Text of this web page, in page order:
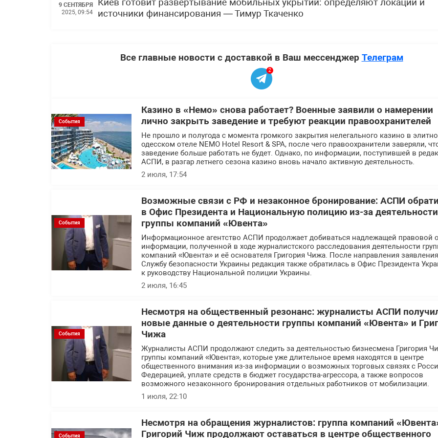
9 СЕНТЯБРЯ
2025, 09:54
Киев готовит развертывание мобильных укрытий: определяют локации и
источники финансирования — Тимур Ткаченко
Все главные новости с доставкой в Ваш мессенджер Телеграм
2
События
Казино в «Немо» снова работает? Военные заявили о намерении
лично закрыть заведение и требуют реакции правоохранителей
Не прошло и полугода с момента громкого закрытия нелегального казино в
одесском отеле NEMO Hotel Resort & SPA, после чего правоохранители заверяли,
заведение больше работать не будет. Однако, по информации, поступившей в
АСПИ, в разгар летнего сезона казино вновь начало активную деятельность.
2 июля, 17:54
События
Возможные связи с РФ и незаконное бронирование: АСПИ
в Офис Президента и Национальную полицию из-за деятельности
группы компаний «Ювента»
Информационное агентство АСПИ продолжает добиваться надлежащей правовой
информации, полученной в ходе журналистского расследования деятельности
компаний «Ювента» и её основателя Григория Чижа. После направления
Службу безопасности Украины редакция также обратилась в Офис Президента
к руководству Национальной полиции Украины.
2 июля, 16:45
События
Несмотря на общественный резонанс: журналисты АСПИ
новые данные о деятельности группы компаний «Ювента» и
Чижа
Журналисты АСПИ продолжают следить за деятельностью бизнесмена Григория
группы компаний «Ювента», которые уже длительное время находятся в центре
общественного внимания из-за информации о возможных торговых связях с
Федерацией, уплате средств в бюджет государства-агрессора, а также вопросов
возможного незаконного бронирования отдельных работников от мобилизации.
1 июля, 22:10
События
Несмотря на обращения журналистов: группа компаний
Григорий Чиж продолжают оставаться в центре общественного